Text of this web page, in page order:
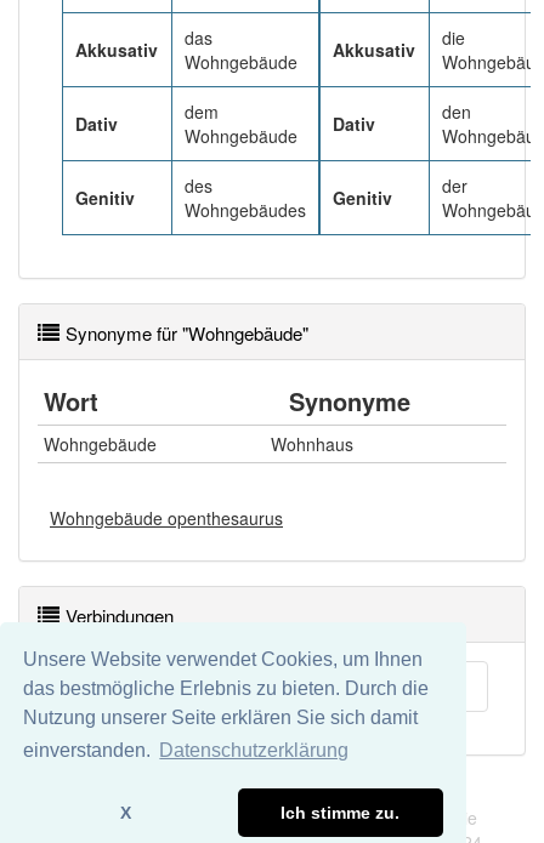
Unsere Website verwendet Cookies, um Ihnen
das bestmögliche Erlebnis zu bieten. Durch die
Nutzung unserer Seite erklären Sie sich damit
einverstanden.
Datenschutzerklärung
X Ich stimme zu.
Akkusativ
das
Wohngebäude
Dativ
dem
Wohngebäude
Genitiv
des
Wohngebäudes
Akkusativ
die
Dativ
den
Genitiv
der
Synonyme für "Wohngebäude"
Wort Synonyme
Wohngebäude Wohnhaus
Wohngebäude openthesaurus
Verbindungen
Wohnhaus
Datenschutz
Wir übernehmen keine Garantie und keine Haftung für die